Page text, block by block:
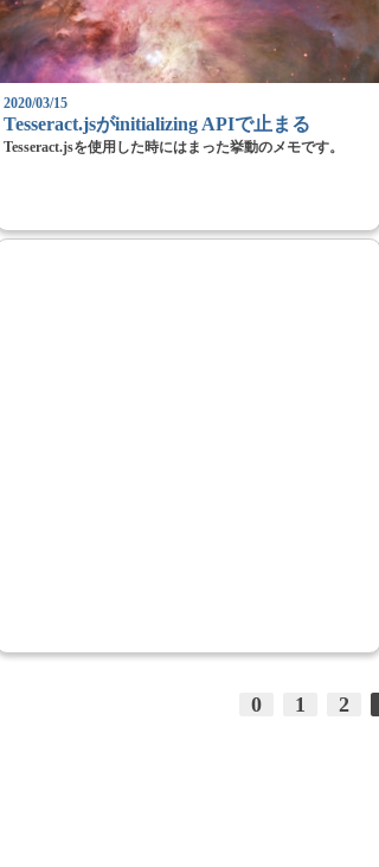
2020/03/15
Tesseract.jsがinitializing APIで止まる
Tesseract.jsを使用した時にはまった挙動のメモです。
0 1 2